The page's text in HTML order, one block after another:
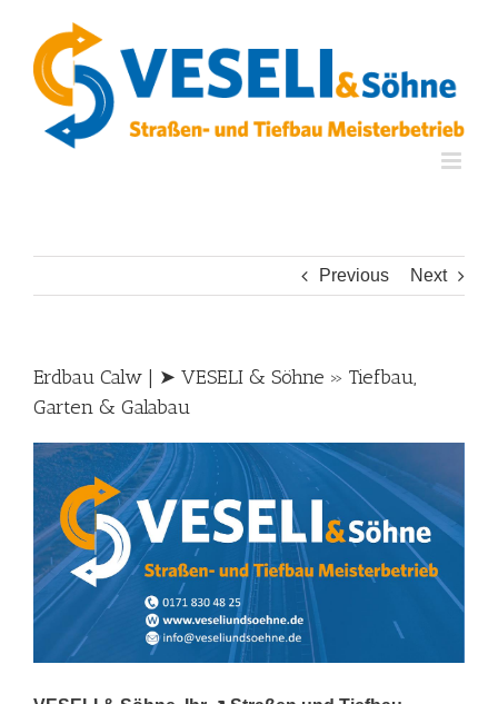
content
Previous Next
Erdbau Calw | ➤ VESELI & Söhne » Tiefbau,
Garten & Galabau